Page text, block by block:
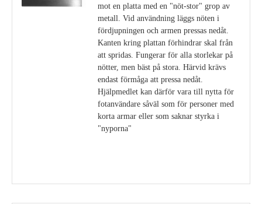
mot en platta med en "nöt-stor" grop av
metall. Vid användning läggs nöten i
fördjupningen och armen pressas nedåt.
Kanten kring plattan förhindrar skal från
att spridas. Fungerar för alla storlekar på
nötter, men bäst på stora. Härvid krävs
endast förmåga att pressa nedåt.
Hjälpmedlet kan därför vara till nytta för
fotanvändare såväl som för personer med
korta armar eller som saknar styrka i
"nyporna"